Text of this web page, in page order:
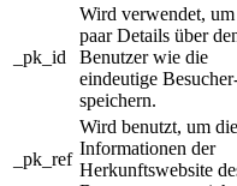
_pk_id
Wird verwendet, um
paar Details über
Benutzer wie die
eindeutige
speichern.
_pk_ref
Wird benutzt, um die
Informationen der
Herkunftswebsite